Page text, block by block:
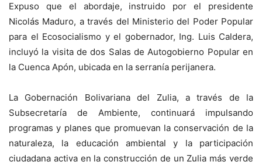
Expuso que el abordaje, instruido por el presidente
Nicolás Maduro, a través del Ministerio del Poder Popular
para el Ecosocialismo y el gobernador, Ing. Luis Caldera,
incluyó la visita de dos Salas de Autogobierno Popular en
la Cuenca Apón, ubicada en la serranía perijanera.
La Gobernación Bolivariana del Zulia, a través de la
Subsecretaría de Ambiente, continuará impulsando
programas y planes que promuevan la conservación de la
naturaleza, la educación ambiental y la participación
ciudadana activa en la construcción de un Zulia más verde